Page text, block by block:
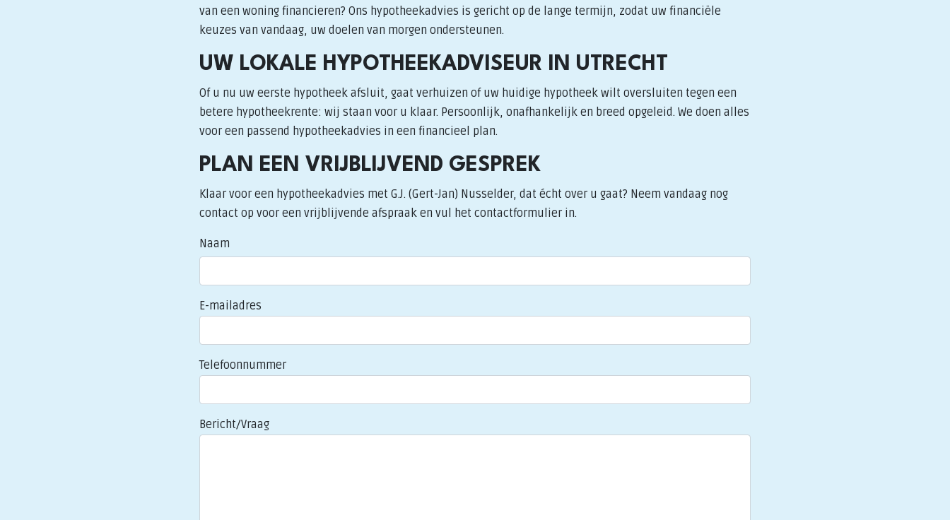
van een woning financieren? Ons hypotheekadvies is gericht op de lange termijn, zodat uw financiële
keuzes van vandaag, uw doelen van morgen ondersteunen.
UW LOKALE HYPOTHEEKADVISEUR IN UTRECHT
Of u nu uw eerste hypotheek afsluit, gaat verhuizen of uw huidige hypotheek wilt oversluiten tegen een
betere hypotheekrente: wij staan voor u klaar. Persoonlijk, onafhankelijk en breed opgeleid. We doen alles
voor een passend hypotheekadvies in een financieel plan.
PLAN EEN VRIJBLIJVEND GESPREK
Klaar voor een hypotheekadvies met G.J. (Gert-Jan) Nusselder, dat écht over u gaat? Neem vandaag nog
contact op voor een vrijblijvende afspraak en vul het contactformulier in.
Naam
E-mailadres
Telefoonnummer
Bericht/Vraag